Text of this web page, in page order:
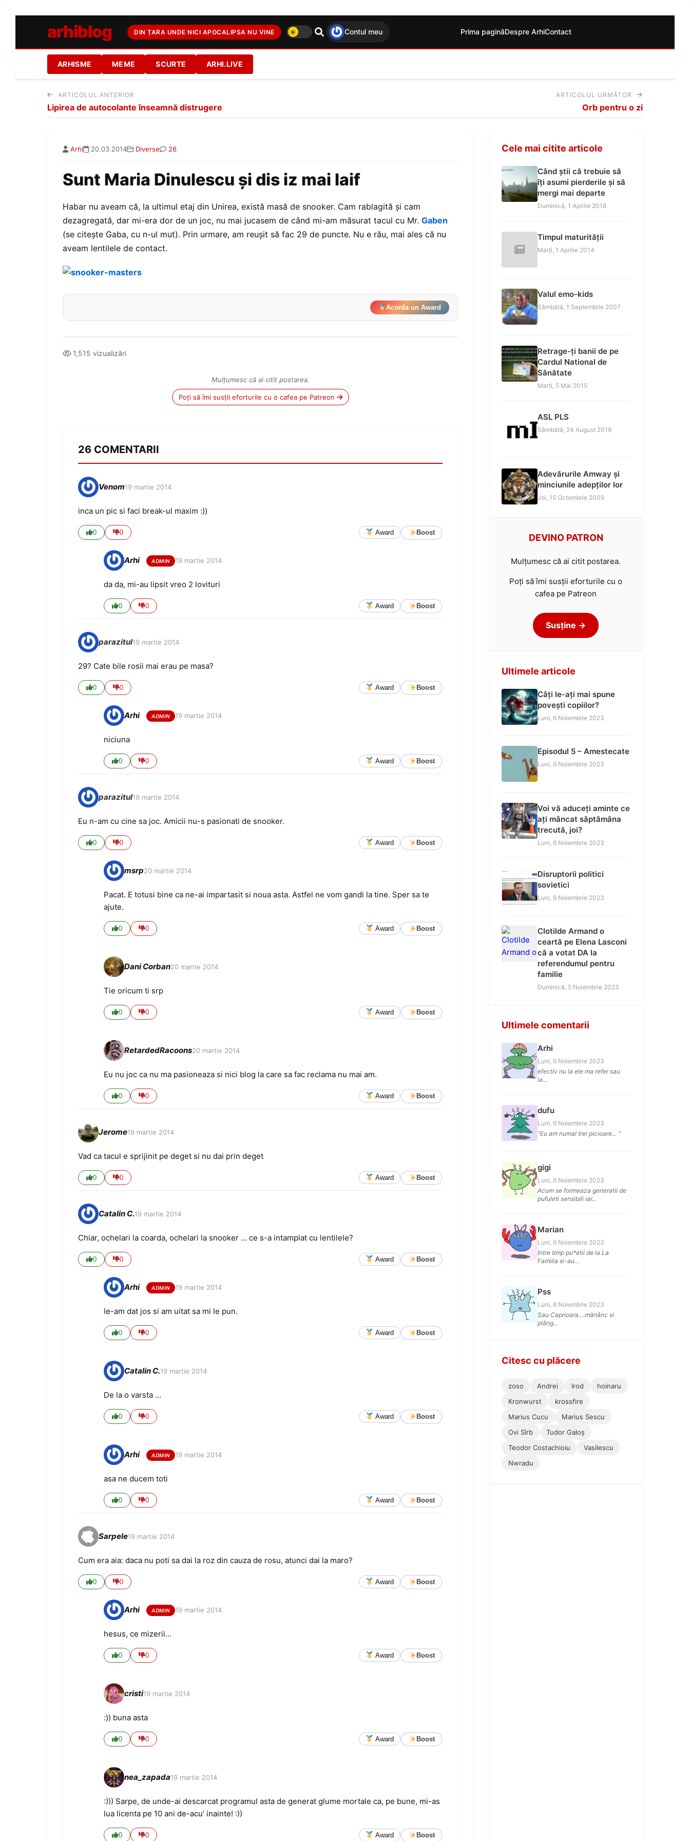
arhiblog DIN ȚARA UNDE NICI APOCALIPSA NU VINE Contul meu Prima paginăDespre ArhiContact
ARHISME MEME SCURTE ARHI.LIVE
ARTICOLUL ANTERIOR
Lipirea de autocolante înseamnă distrugere
ARTICOLUL URMĂTOR
Orb pentru o zi
Arhi 20.03.2014 Diverse 26
Sunt Maria Dinulescu și dis iz mai laif
Habar nu aveam că, la ultimul etaj din Unirea, există masă de snooker. Cam rablagită și cam
dezagregată, dar mi-era dor de un joc, nu mai jucasem de când mi-am măsurat tacul cu Mr. Gaben
(se citește Gaba, cu n-ul mut). Prin urmare, am reușit să fac 29 de puncte. Nu e rău, mai ales că nu
aveam lentilele de contact.
Acorda un Award
1,515 vizualizări
Mulțumesc că ai citit postarea.
Poți să îmi susții eforturile cu o cafea pe Patreon
26 COMENTARII
Venom19 martie 2014
inca un pic si faci break-ul maxim :))
0 0 Award Boost
Arhi 19 martie 2014
da da, mi-au lipsit vreo 2 lovituri
0 0 Award Boost
parazitul19 martie 2014
29? Cate bile rosii mai erau pe masa?
0 0 Award Boost
Arhi 19 martie 2014
niciuna
0 0 Award Boost
parazitul19 martie 2014
Eu n-am cu cine sa joc. Amicii nu-s pasionati de snooker.
0 0 Award Boost
msrp20 martie 2014
Pacat. E totusi bine ca ne-ai impartasit si noua asta. Astfel ne vom gandi la tine. Sper sa te
ajute.
0 0 Award Boost
Dani Corban20 martie 2014
Tie oricum ti srp
0 0 Award Boost
RetardedRacoons20 martie 2014
Eu nu joc ca nu ma pasioneaza si nici blog la care sa fac reclama nu mai am.
0 0 Award Boost
Jerome19 martie 2014
Vad ca tacul e sprijinit pe deget si nu dai prin deget
0 0 Award Boost
Catalin C.19 martie 2014
Chiar, ochelari la coarda, ochelari la snooker … ce s-a intamplat cu lentilele?
0 0 Award Boost
Arhi 19 martie 2014
le-am dat jos si am uitat sa mi le pun.
0 0 Award Boost
Catalin C.19 martie 2014
De la o varsta …
0 0 Award Boost
Arhi 19 martie 2014
asa ne ducem toti
0 0 Award Boost
Sarpele19 martie 2014
Cum era aia: daca nu poti sa dai la roz din cauza de rosu, atunci dai la maro?
0 0 Award Boost
Arhi 19 martie 2014
hesus, ce mizerii…
0 0 Award Boost
cristi19 martie 2014
:)) buna asta
0 0 Award Boost
nea_zapada19 martie 2014
:))) Sarpe, de unde-ai descarcat programul asta de generat glume mortale ca, pe bune, mi-as
lua licenta pe 10 ani de-acu’ inainte! :))
0 0 Award Boost
Cele mai citite articole
Când știi că trebuie să
îți asumi pierderile și să
mergi mai departe
Duminică, 1 Aprilie 2018
Timpul maturității
Marți, 1 Aprilie 2014
Valul emo-kids
Sâmbătă, 1 Septembrie 2007
Retrage-ți banii de pe
Cardul National de
Sănătate
Marți, 5 Mai 2015
ASL PLS
Sâmbătă, 24 August 2019
Adevărurile Amway și
minciunile adepților lor
Joi, 15 Octombrie 2009
DEVINO PATRON
Mulțumesc că ai citit postarea.
Poți să îmi susții eforturile cu o
cafea pe Patreon
Susține →
Ultimele articole
Câți le-ați mai spune
povești copiilor?
Luni, 6 Noiembrie 2023
Episodul 5 – Amestecate
Luni, 6 Noiembrie 2023
Voi vă aduceți aminte ce
ați mâncat săptămâna
trecută, joi?
Luni, 6 Noiembrie 2023
Disruptorii politici
sovietici
Luni, 6 Noiembrie 2023
Clotilde Armand o
ceartă pe Elena Lasconi
că a votat DA la
referendumul pentru
familie
Duminică, 5 Noiembrie 2023
Ultimele comentarii
Arhi
Luni, 6 Noiembrie 2023
efectiv nu la ele ma refer sau
la...
dufu
Luni, 6 Noiembrie 2023
"Eu am numai trei picioare... "
gigi
Luni, 6 Noiembrie 2023
Acum se formeaza generatii de
pufuleti sensibili iar...
Marian
Luni, 6 Noiembrie 2023
Intre timp pu*etii de la La
Familia si-au...
Pss
Luni, 6 Noiembrie 2023
Sau Caprioara....mănânc si
plâng...
Citesc cu plăcere
zoso Andrei Irod
hoinaru
Kronwurst
krossfire
Marius Cucu
Marius Sescu
Ovi Sîrb
Tudor Galoș
Teodor Costachioiu
Vasilescu
Nwradu